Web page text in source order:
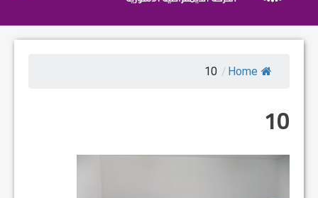
Home
/
10
10